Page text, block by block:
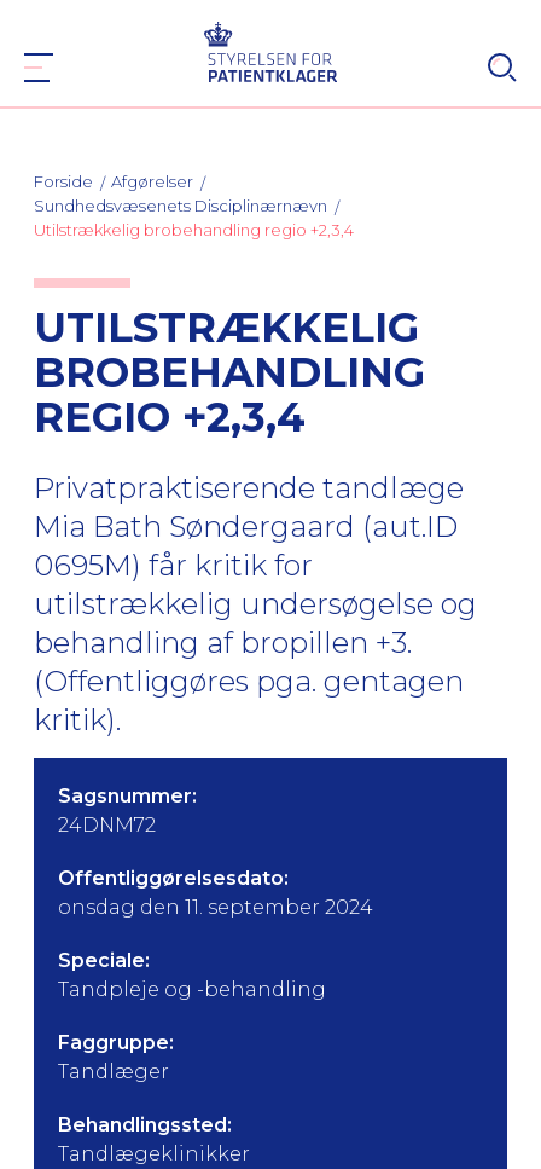
Forside
Afgørelser
Sundhedsvæsenets Disciplinærnævn
Utilstrækkelig brobehandling regio +2,3,4
UTILSTRÆKKELIG
BROBEHANDLING
REGIO +2,3,4
Privatpraktiserende tandlæge
Mia Bath Søndergaard (aut.ID
0695M) får kritik for
utilstrækkelig undersøgelse og
behandling af bropillen +3.
(Offentliggøres pga. gentagen
kritik).
Sagsnummer:
24DNM72
Offentliggørelsesdato:
onsdag den 11. september 2024
Speciale:
Tandpleje og -behandling
Faggruppe:
Tandlæger
Behandlingssted:
Tandlægeklinikker